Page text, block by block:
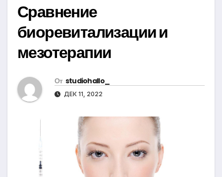
Сравнение
биоревитализации и
мезотерапии
От studiohallo_
ДЕК 11, 2022